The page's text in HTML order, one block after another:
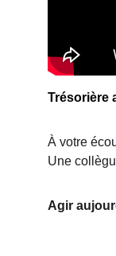
Trésorière
À votre
Une
Agir